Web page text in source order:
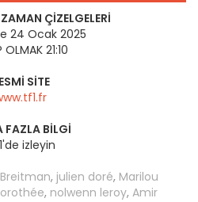
ÇIZELGELERI
24 Ocak 2025
OLMAK 21:10
SITE
FAZLA BILGI
izleyin
, julien doré, Marilou
, nolwenn leroy, Amir